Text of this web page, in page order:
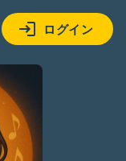
ログイン